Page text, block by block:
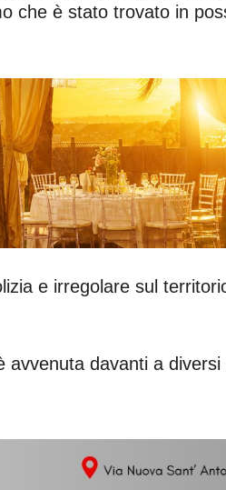
che è stato trovato in
e irregolare sul
avvenuta davanti a diversi